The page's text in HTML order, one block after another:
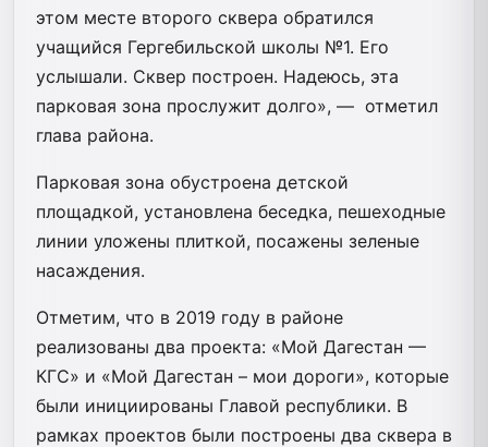
этом месте второго сквера обратился
учащийся Гергебильской школы №1. Его
услышали. Сквер построен. Надеюсь, эта
парковая зона прослужит долго», — отметил
глава района.
Парковая зона обустроена детской
площадкой, установлена беседка, пешеходные
линии уложены плиткой, посажены зеленые
насаждения.
Отметим, что в 2019 году в районе
реализованы два проекта: «Мой Дагестан —
КГС» и «Мой Дагестан – мои дороги», которые
были инициированы Главой республики. В
рамках проектов были построены два сквера в